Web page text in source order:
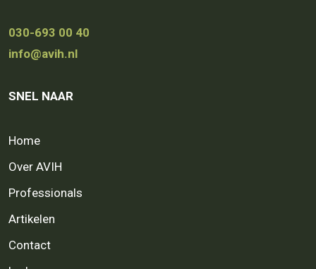
030-693 00 40
info@avih.nl
SNEL NAAR
Home
Over AVIH
Professionals
Artikelen
Contact